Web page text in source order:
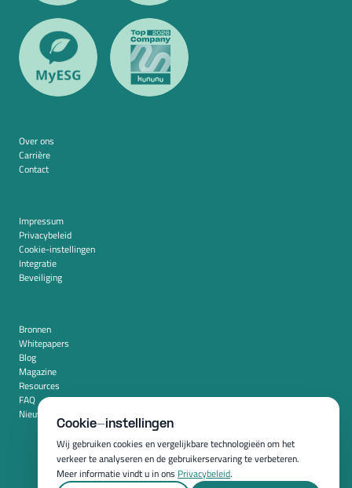
Over ons
Carrière
Contact
Impressum
Privacybeleid
Cookie-instellingen
Integratie
Beveiliging
Bronnen
Whitepapers
Blog
Magazine
Resources
FAQ
Nieuwskamer
Cookie-instellingen
Wij gebruiken cookies en vergelijkbare technologieën om het
verkeer te analyseren en de gebruikerservaring te verbeteren.
Meer informatie vindt u in ons Privacybeleid.